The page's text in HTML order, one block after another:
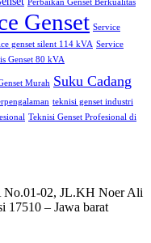
Perbaikan Genset Berkualitas
Genset Service
genset silent 114 kVA Service
Genset 80 kVA
Murah Suku Cadang
teknisi genset industri
Teknisi Genset Profesional di
02, JL.KH Noer Ali
17510 – Jawa barat